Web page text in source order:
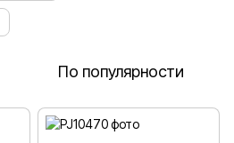
По популярности